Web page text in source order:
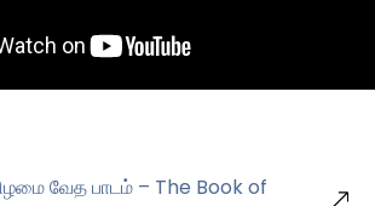
வேத பாடம் – The Book of